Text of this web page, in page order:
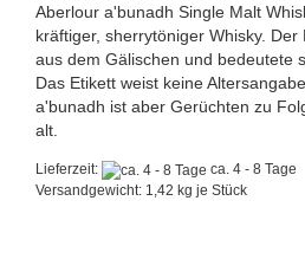
Aberlour a'bunadh Single Malt
kräftiger, sherrytöniger Whisky.
aus dem Gälischen und bedeutete
Das Etikett weist keine
a'bunadh ist aber Gerüchten zu
alt.
Lieferzeit:
ca. 4 - 8 Tage
Versandgewicht: 1,42 kg je Stück